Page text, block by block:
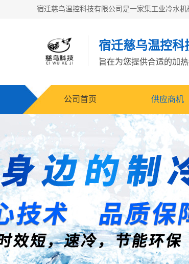
宿迁慈乌温控科
旨在为您提供合适的加
公司首页 供应商机